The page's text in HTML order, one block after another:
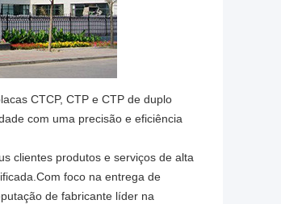
CTCP, CTP e CTP de duplo
com uma precisão e eficiência
clientes produtos e serviços de alta
foco na entrega de
de fabricante líder na